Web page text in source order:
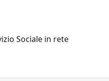
Sociale in rete